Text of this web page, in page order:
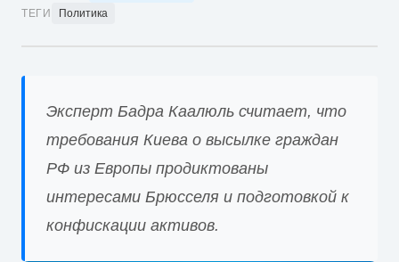
ТЕГИ Политика
Эксперт Бадра Каалюль считает, что
требования Киева о высылке граждан
РФ из Европы продиктованы
интересами Брюсселя и подготовкой к
конфискации активов.